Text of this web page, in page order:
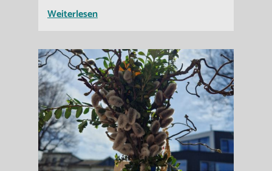
Weiterlesen